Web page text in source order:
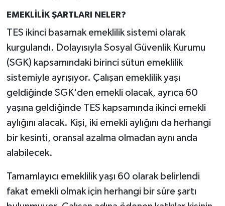
EMEKLİLİK ŞARTLARI NELER?
TES ikinci basamak emeklilik sistemi olarak
kurgulandı. Dolayısıyla Sosyal Güvenlik Kurumu
(SGK) kapsamındaki birinci sütun emeklilik
sistemiyle ayrışıyor. Çalışan emeklilik yaşı
geldiğinde SGK'den emekli olacak, ayrıca 60
yaşına geldiğinde TES kapsamında ikinci emekli
aylığını alacak. Kişi, iki emekli aylığını da herhangi
bir kesinti, oransal azalma olmadan aynı anda
alabilecek.
Tamamlayıcı emeklilik yaşı 60 olarak belirlendi
fakat emekli olmak için herhangi bir süre şartı